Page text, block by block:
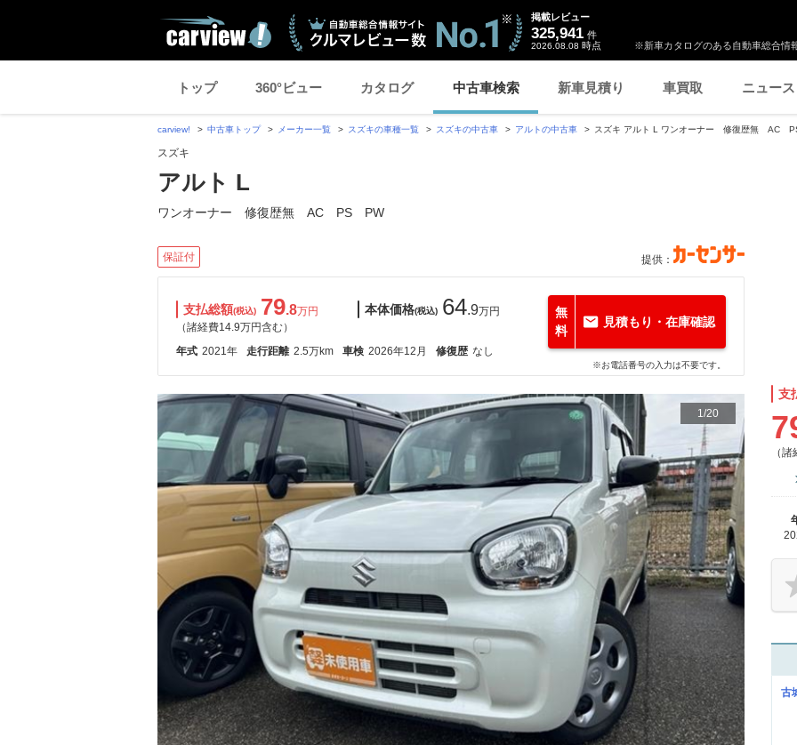
※新車カタログのある自動車総合情
掲載レビュー
325,941 件
2026.08.08 時点
トップ 360°ビュー カタログ 中古車検索 新車見積り 車買取 ニュース
carview! 中古車トップ メーカー一覧 スズキの車種一覧 スズキの中古車 アルトの中古車 スズキ アルト L ワンオーナー 修復歴無 AC
スズキ
アルト L
ワンオーナー 修復歴無 AC PS PW
保証付 提供：
支払総額(税込) 79.8万円
（諸経費14.9万円含む）
本体価格(税込) 64.9万円
年式 2021年 走行距離 2.5万km 車検 2026年12月 修復歴 なし
無
料
見積もり・在庫確認
※お電話番号の入力は不要です。
1/20
支
（
古